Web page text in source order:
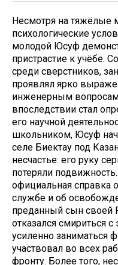
Несмотря на тяжёлые
психологические
молодой Юсуф
пристрастие к учёбе.
среди сверстников,
проявлял ярко
инженерным
впоследствии стал
его научной
школьником, Юсуф
селе Биектау под
несчастье: его руку
потеряли
официальная справка
службе и об
преданный сын своей
отказался смириться
усиленно заниматься
участвовал во всех
фронту. Более того,